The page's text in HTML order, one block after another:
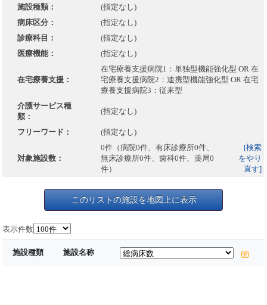
施設種類：
(指定なし)
病床区分：
(指定なし)
診療科目：
(指定なし)
医療機能：
(指定なし)
在宅療養支援：
在宅療養支援病院1：単独型機能強化型 OR 在
宅療養支援病院2：連携型機能強化型 OR 在宅
療養支援病院3：従来型
介護サービス種
類：
(指定なし)
フリーワード： (指定なし)
対象施設数：
0件（病院0件、有床診療所0件、
無床診療所0件、歯科0件、薬局0
件）
[検索
をやり
直す]
このリストの施設を地図上に表示
表示件数
施設種類 施設名称